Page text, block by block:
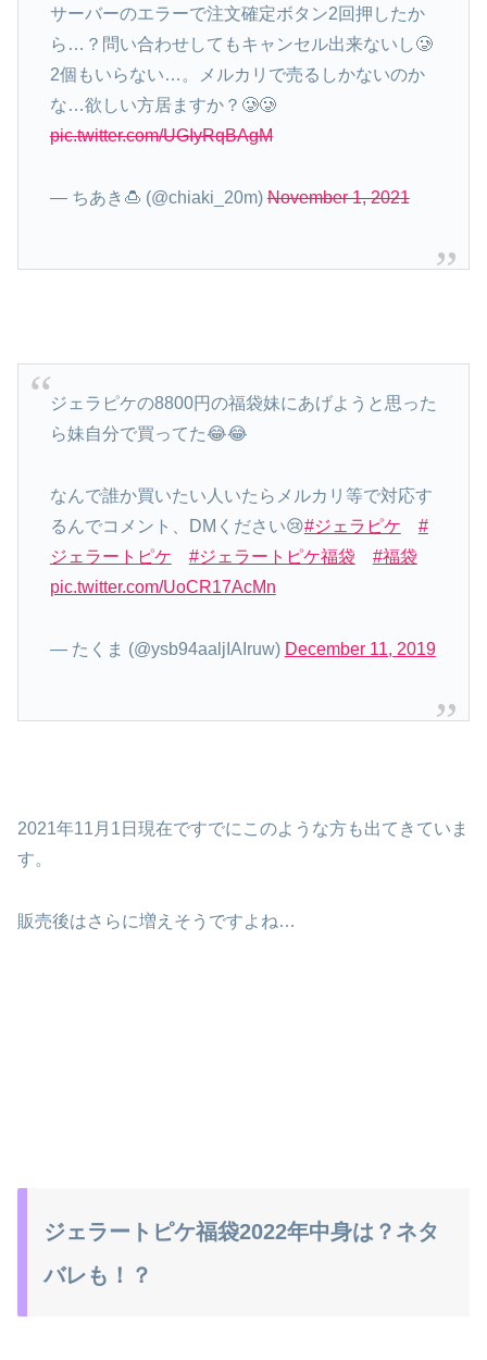
サーバーのエラーで注文確定ボタン2回押したか
ら…？問い合わせしてもキャンセル出来ないし🥲
2個もいらない…。メルカリで売るしかないのか
な…欲しい方居ますか？🥲🥲
pic.twitter.com/UGIyRqBAgM
— ちあき🍮 (@chiaki_20m)November 1, 2021
ジェラピケの8800円の福袋妹にあげようと思った
ら妹自分で買ってた😂😂
なんで誰か買いたい人いたらメルカリ等で対応す
るんでコメント、DMください😢#ジェラピケ
#
ジェラートピケ
#ジェラートピケ福袋
#福袋
pic.twitter.com/UoCR17AcMn
— たくま (@ysb94aaljIAIruw) December 11, 2019
2021年11月1日現在ですでにこのような方も出てきていま
す。
販売後はさらに増えそうですよね…
ジェラートピケ福袋2022年中身は？ネタ
バレも！？